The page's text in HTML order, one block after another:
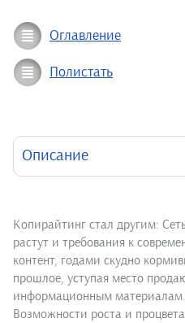
Оглавление
Полистать
Описание
Копирайтинг стал другим:
растут и требования к
контент, годами скудно
прошлое, уступая место
информационным материалам.
Возможности роста и